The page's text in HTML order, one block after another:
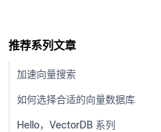
推荐系列文章
加速向量搜索
如何选择合适的向量数据库
Hello，VectorDB 系列